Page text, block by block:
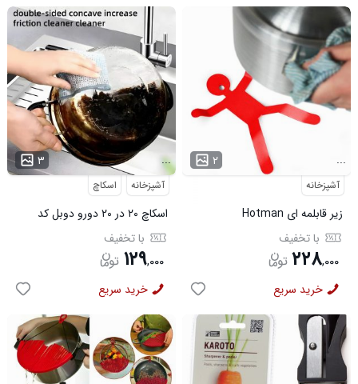
۳ ...
آشپزخانه اسکاچ
اسکاچ ۲۰ در ۲۰ دورو دوبل کد
6200با تخفیف
۱۲۹,۰۰۰
خرید سریع
۲ ...
آشپزخانه
زیر قابلمه ای Hotman
با تخفیف
۲۲۸,۰۰۰
خرید سریع